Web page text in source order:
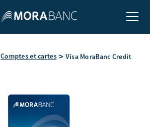
Comptes et cartes Visa MoraBanc Credit